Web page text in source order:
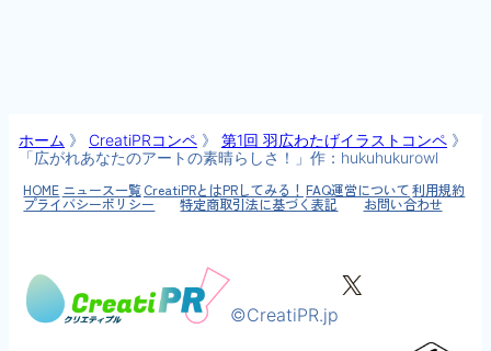
ホーム 》 CreatiPRコンペ》 第1回 羽広わたげイラストコンペ》
「広がれあなたのアートの素晴らしさ！」作：hukuhukurowl
HOME ニュース一覧CreatiPRとはPRしてみる！ FAQ運営について利用規約
プライバシーポリシー 特定商取引法に基づく表記 お問い合わせ
©CreatiPR.jp
X